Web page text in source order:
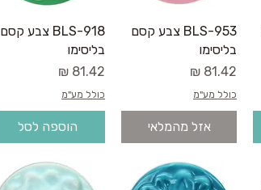
תצוגה מהירה
BLS-953 צבע קסם
בליסימו
מחיר
כולל מע"מ
אזל מהמלאי
תצוגה מהירה
BLS-918 צבע קסם
בליסימו
מחיר
כולל מע"מ
הוספה לסל